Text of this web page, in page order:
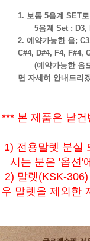
1. 보통 5음계 SET
5음계 Set : D3,
2. 예약가능한 음;
C#4, D#4, F4, F#4,
(예약가능한 음도
면 자세히 안내드리
*** 본 제품은 낱
1) 전용말렛 분실
시는 분은 '옵션'
2) 말렛(KSK-
우 말렛을 제외한